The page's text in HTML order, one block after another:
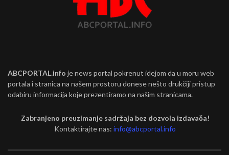
ABCPORTAL.info je news portal pokrenut idejom da u moru web
portala i stranica na našem prostoru donese nešto drukčiji pristup
odabiru informacija koje prezentiramo na našim stranicama.
Zabranjeno preuzimanje sadržaja bez dozvola izdavača!
Kontaktirajte nas:info@abcportal.info